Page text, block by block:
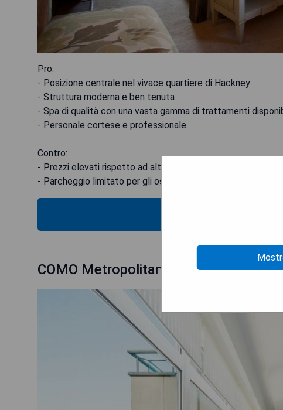
Pro:
- Posizione centrale nel vivace quartiere di Hackney
- Struttura moderna e ben tenuta
- Spa di qualità con una vasta gamma di trattamenti
- Personale cortese e professionale
Contro:
- Prezzi elevati rispetto ad altre opzioni nella zona
- Parcheggio limitato per gli ospiti
COMO Metropolitan London